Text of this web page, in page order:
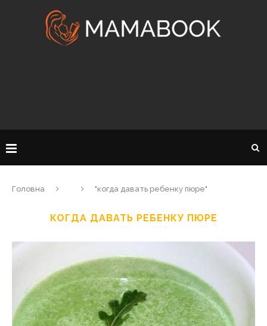
Головна "когда давать ребенку пюре"
КОГДА ДАВАТЬ РЕБЕНКУ ПЮРЕ